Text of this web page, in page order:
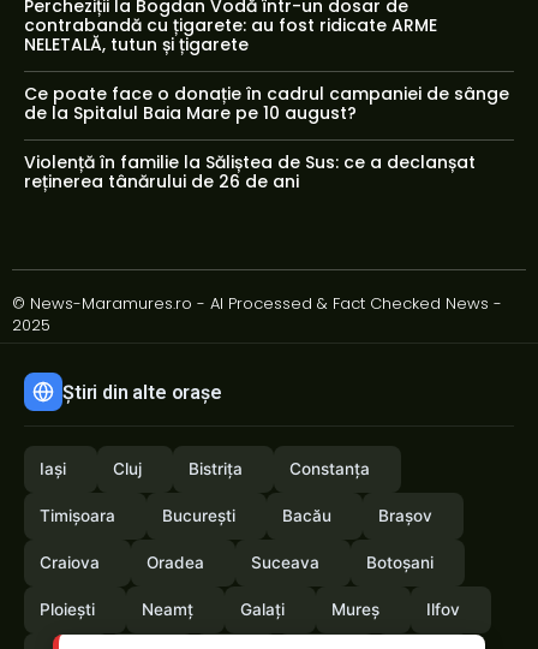
Percheziții la Bogdan Vodă într-un dosar de
contrabandă cu țigarete: au fost ridicate ARME
NELETALĂ, tutun și țigarete
Ce poate face o donație în cadrul campaniei de sânge
de la Spitalul Baia Mare pe 10 august?
Violență în familie la Săliștea de Sus: ce a declanșat
reținerea tânărului de 26 de ani
© News-Maramures.ro - AI Processed & Fact Checked News -
2025
Știri din alte orașe
Iași Cluj Bistrița Constanța
Timișoara București Bacău Brașov
Craiova Oradea Suceava Botoșani
Ploiești Neamț Galați Mureș Ilfov